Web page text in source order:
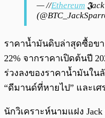
— //Ethereum
ราคาน้ำมันดิบล่าสุดซื้อขา
22% จากราคาเปิดต้นปี
ร่วงลงของราคาน้ำมันใ
“ดีมานด์ที่หายไป” และเ
นักวิเคราะห์นามแฝง